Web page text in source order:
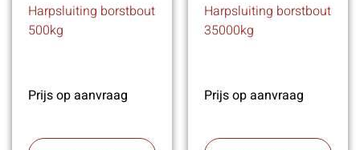
Harpsluiting borstbout
500kg
Prijs op aanvraag
Harpsluiting borstbout
35000kg
Prijs op aanvraag